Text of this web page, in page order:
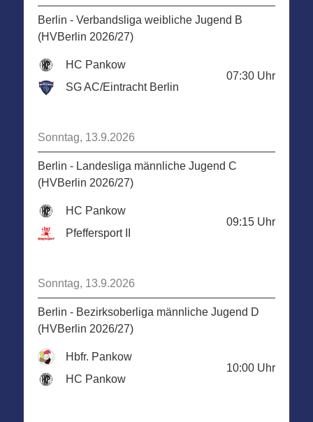
Berlin - Verbandsliga weibliche Jugend B
(HVBerlin 2026/27)
HC Pankow
SG AC/Eintracht Berlin
07:30 Uhr
Sonntag, 13.9.2026
Berlin - Landesliga männliche Jugend C
(HVBerlin 2026/27)
HC Pankow
Pfeffersport II
09:15 Uhr
Sonntag, 13.9.2026
Berlin - Bezirksoberliga männliche Jugend D
(HVBerlin 2026/27)
Hbfr. Pankow
HC Pankow
10:00 Uhr